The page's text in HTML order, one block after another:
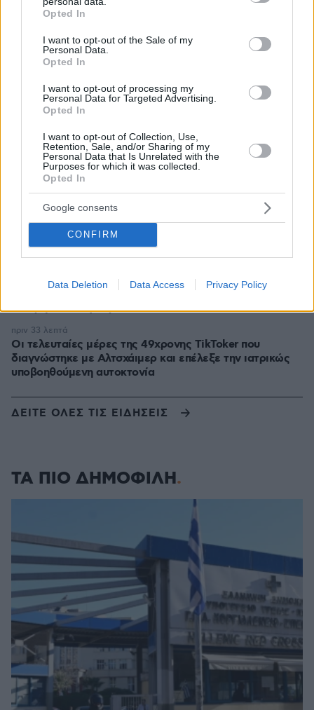
grant or deny consent to Google and its third-party tags to
use your data for below specified purposes in below Google
consent section.
Opted In
I want to opt-out of the Sale of my
Personal Data.
Opted In
I want to opt-out of processing my
Personal Data for Targeted Advertising.
Opted In
I want to opt-out of Collection, Use,
Retention, Sale, and/or Sharing of my
Personal Data that Is Unrelated with the
Purposes for which it was collected.
Opted In
Google consents
CONFIRM
Data Deletion Data Access Privacy Policy
αντικαταστήσει η AI και φαίνεται να έχει μεγάλη ζήτηση
Σοκαριστικές απειλές για Μέσι και Ρονάλντο – Το
σκοτεινό… παρασκήνιο του Μουντιάλ
πριν 23 λεπτά
Οι ωραιότερες παραλίες της Σαμοθράκης -Οι
αμμώδεις, οι απομονωμένες, οι άγριες και βραχώδεις
πριν 25 λεπτά
Πώς ξυπνούσαν οι άνθρωποι πριν τα smartphones: Από
τους κόκορες στους επαγγελματίες με σφυρίχτρες και
μπιζέλια της βιομηχανικής επανάστασης
πριν 27 λεπτά
Νέα ανάφλεξη στη Μέση Ανατολή: Οι Χούθι χτύπησαν
εγκατάσταση της Aramco, το Ιράν βάζει πιο σκληρούς
όρους για τα Στενά του Ορμούζ
Μαντόνα για Γουίλιαμ Όρμπιτ: Η μουσική σου μου
έδωσε ένα μαγικό χαλί για να πετάξω, ήμουν τόσο
τυχερή που σε γνώρισα
Οι τελευταίες μέρες της 49χρονης TikToker που
διαγνώστηκε με Αλτσχάιμερ και επέλεξε την ιατρικώς
υποβοηθούμενη αυτοκτονία
πριν 33 λεπτά
ΔΕΙΤΕ ΟΛΕΣ ΤΙΣ ΕΙΔΗΣΕΙΣ
ΤΑ ΠΙΟ ΔΗΜΟΦΙΛΗ